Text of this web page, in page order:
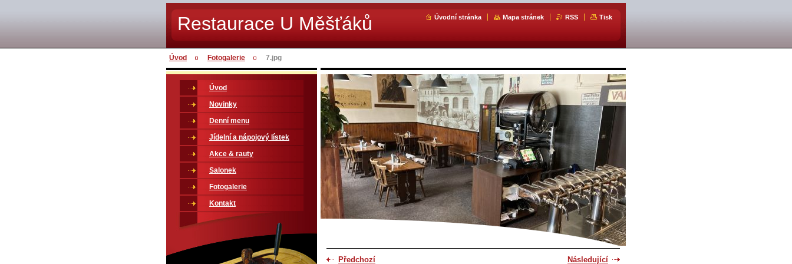
Restaurace U Měšťáků Úvodní stránka Mapa stránek RSS Tisk
Úvod Fotogalerie 7.jpg
Předchozí Následující
Úvod
Novinky
Denní menu
Jídelní a nápojový lístek
Akce & rauty
Salonek
Fotogalerie
Kontakt